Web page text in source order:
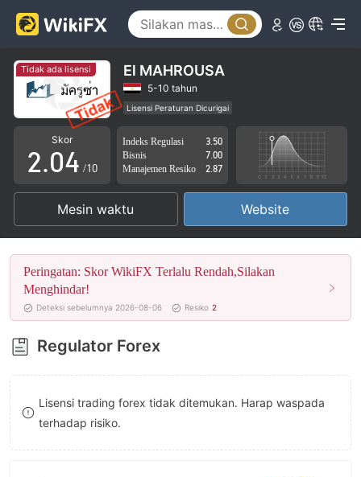
Tidak ada lisensi El MAHROUSA
5-10 tahun
Lisensi Peraturan Dicurigai
Lingkup Bisnis Mencurigakan
Potensi risiko tinggi
Skor
0
1
2
3
4
5
6
7
8
9
.0
1
2
3
4
5
6
7
8
9
0
1
2
3
4
5
6
7
8
9
/10
Indeks Regulasi
3.50
Bisnis
7.00
Manajemen Resiko
2.87
Mesin waktu Website
Peringatan: Skor WikiFX Terlalu Rendah,Silakan
Menghindar!
Deteksi sebelumnya 2026-08-06 Resiko 2
Regulator Forex
Lisensi trading forex tidak ditemukan. Harap waspada
terhadap risiko.